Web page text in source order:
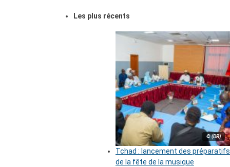
Les plus récents
© (DR)
Tchad : lancement des préparatifs
de la fête de la musique